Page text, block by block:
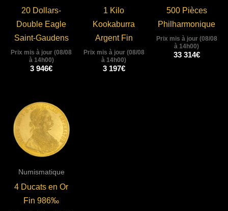
20 Dollars-
Double Eagle
Saint-Gaudens
Prix mis à jour (08/08
à 14h00)
3 946€
1 Kilo
Kookaburra
Argent Fin
Prix mis à jour (08/08
à 14h00)
3 197€
500 Pièces
Philharmonique
Prix mis à jour (08/08
à 14h00)
33 314€
Numismatique
4 Ducats en Or
Fin 986‰